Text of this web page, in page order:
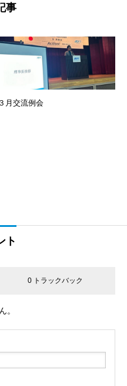
事
３月交流例会
ト
0 トラックバック
。